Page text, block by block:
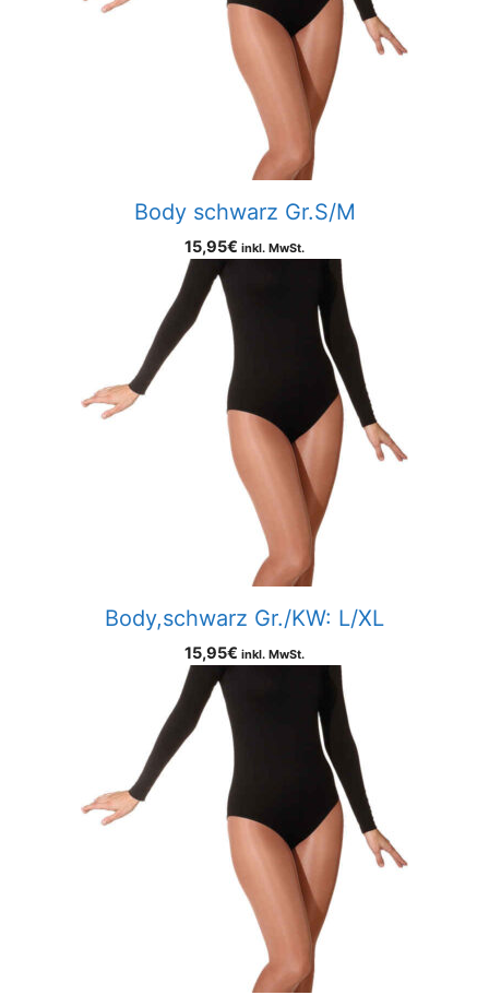
Body schwarz Gr.S/M
15,95€ inkl. MwSt.
Body,schwarz Gr./KW: L/XL
15,95€ inkl. MwSt.